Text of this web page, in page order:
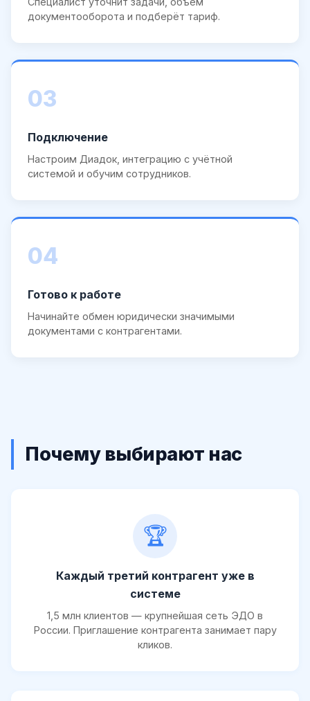
документооборота и подберёт тариф.
03
Подключение
Настроим Диадок, интеграцию с учётной
системой и обучим сотрудников.
04
Готово к работе
Начинайте обмен юридически значимыми
документами с контрагентами.
Почему выбирают нас
🏆
Каждый третий контрагент уже в
системе
1,5 млн клиентов — крупнейшая сеть ЭДО в
России. Приглашение контрагента занимает пару
кликов.